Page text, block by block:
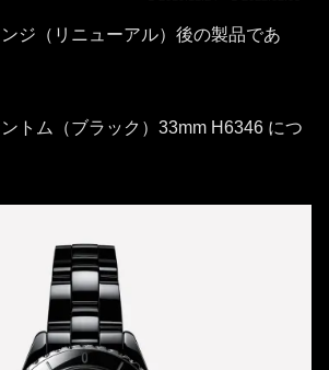
ジ（リニューアル）後の製品であ
トム（ブラック）33mm H6346 につ